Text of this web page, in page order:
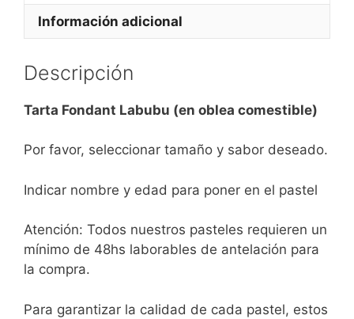
Información adicional
Descripción
Tarta Fondant Labubu (en oblea comestible)
Por favor, seleccionar tamaño y sabor deseado.
Indicar nombre y edad para poner en el pastel
Atención: Todos nuestros pasteles requieren un
mínimo de 48hs laborables de antelación para
la compra.
Para garantizar la calidad de cada pastel, estos